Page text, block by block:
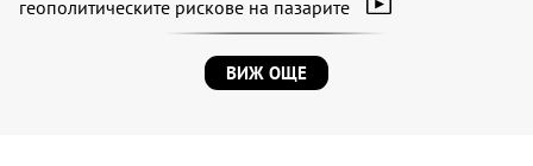
геополитическите рискове на пазарите
ВИЖ ОЩЕ